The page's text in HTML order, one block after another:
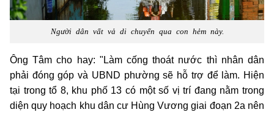
Người dân vất vả di chuyển qua con hẻm này.
Ông Tâm cho hay: "Làm cống thoát nước thì nhân dân
phải đóng góp và UBND phường sẽ hỗ trợ để làm. Hiện
tại trong tổ 8, khu phố 13 có một số vị trí đang nằm trong
diện quy hoạch khu dân cư Hùng Vương giai đoạn 2a nên